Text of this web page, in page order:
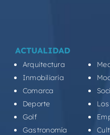
ACTUALIDAD
Arquitectura
Inmobiliaria
Comarca
Deporte
Golf
Gastronomía